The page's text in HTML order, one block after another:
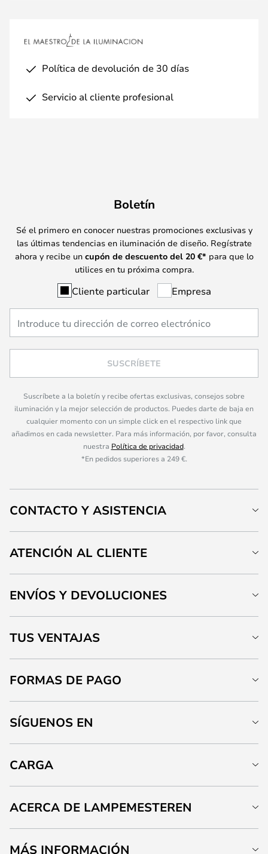
Política de devolución de 30 días
Servicio al cliente profesional
Boletín
Sé el primero en conocer nuestras promociones exclusivas y
las últimas tendencias en iluminación de diseño. Regístrate
ahora y recibe un cupón de descuento del 20 €* para que lo
utilices en tu próxima compra.
Cliente particular Empresa
SUSCRÍBETE
Suscríbete a la boletín y recibe ofertas exclusivas, consejos sobre
iluminación y la mejor selección de productos. Puedes darte de baja en
cualquier momento con un simple click en el respectivo link que
añadimos en cada newsletter. Para más información, por favor, consulta
nuestra Política de privacidad.
*En pedidos superiores a 249 €.
CONTACTO Y ASISTENCIA
ATENCIÓN AL CLIENTE
ENVÍOS Y DEVOLUCIONES
TUS VENTAJAS
FORMAS DE PAGO
SÍGUENOS EN
CARGA
ACERCA DE LAMPEMESTEREN
MÁS INFORMACIÓN